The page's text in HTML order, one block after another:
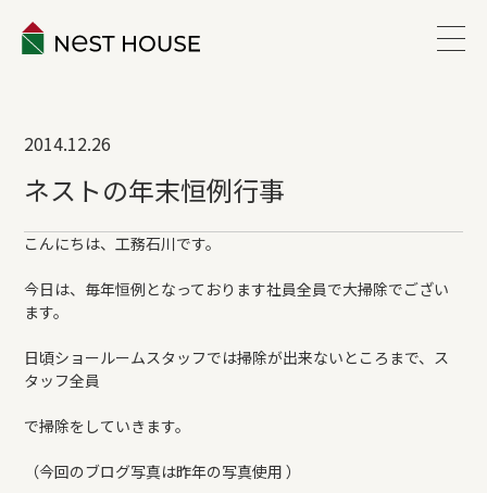
ABOUT
WORKS
LINEUP
VOICE
2014.12.26
ネストの年末恒例行事
こんにちは、工務石川です。
今日は、毎年恒例となっております社員全員で大掃除でござい
ます。
日頃ショールームスタッフでは掃除が出来ないところまで、ス
タッフ全員
で掃除をしていきます。
（今回のブログ写真は昨年の写真使用 ）